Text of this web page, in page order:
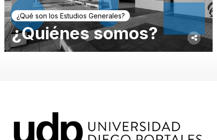
¿Qué son los Estudios Generales?
¿Quiénes somos?